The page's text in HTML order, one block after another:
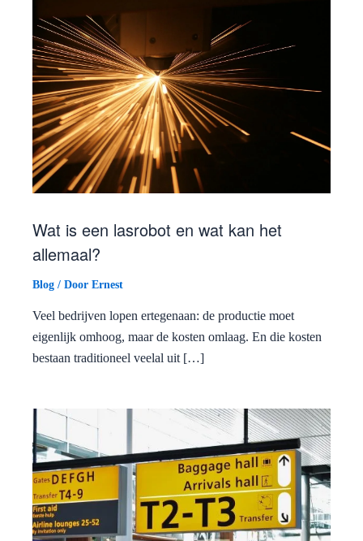
Wat is een lasrobot en wat kan het
allemaal?
Blog / Door Ernest
Veel bedrijven lopen ertegenaan: de productie moet
eigenlijk omhoog, maar de kosten omlaag. En die kosten
bestaan traditioneel veelal uit […]